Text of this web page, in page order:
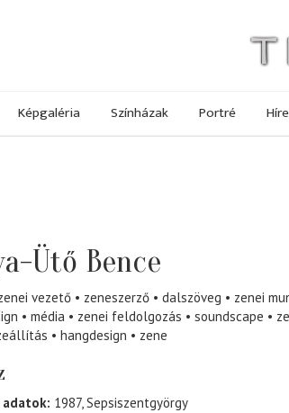
Képgaléria Színházak Portré
Ütő Bence
vezető zeneszerző dalszöveg
zenei
média zenei feldolgozás soundscape
hangdesign zene
1987, Sepsiszentgyörgy